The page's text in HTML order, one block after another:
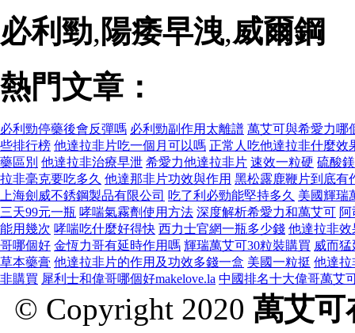
必利勁, 陽痿早洩,威爾鋼
熱門文章：
必利勁停藥後會反彈嗎 必利勁副作用太離譜 萬艾可與希愛力哪
些排行榜 他達拉非片吃一個月可以嗎 正常人吃他達拉非什麼效
藥區別 他達拉非治療早泄 希愛力他達拉非片 速效一粒硬 硫酸
拉非毫克要吃多久 他達那非片功效與作用 黑松露鹿鞭片到底有
上海劍威不銹鋼製品有限公司 吃了利必勁能堅持多久 美國輝瑞
三天99元一瓶 哮喘氣霧劑使用方法 深度解析希愛力和萬艾可
能用幾次 哮喘吃什麼好得快 西力士官網一瓶多少錢 他達拉非
哥哪個好 金恆力哥有延時作用嗎 輝瑞萬艾可30粒裝購買 威而
草本藥膏 他達拉非片的作用及功效多錢一盒 美國一粒挺 他達拉
非購買 犀利士和偉哥哪個好makelove.la 中國排名十大偉哥萬艾
© Copyright 2020 萬艾可